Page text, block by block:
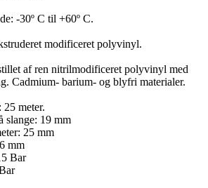
-30º C til +60º C.
modificeret polyvinyl.
af ren nitrilmodificeret polyvinyl med
Cadmium- barium- og blyfri materialer.
meter.
slange: 19 mm
25 mm
mm
Bar